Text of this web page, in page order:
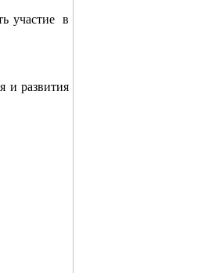
участие в
и развития